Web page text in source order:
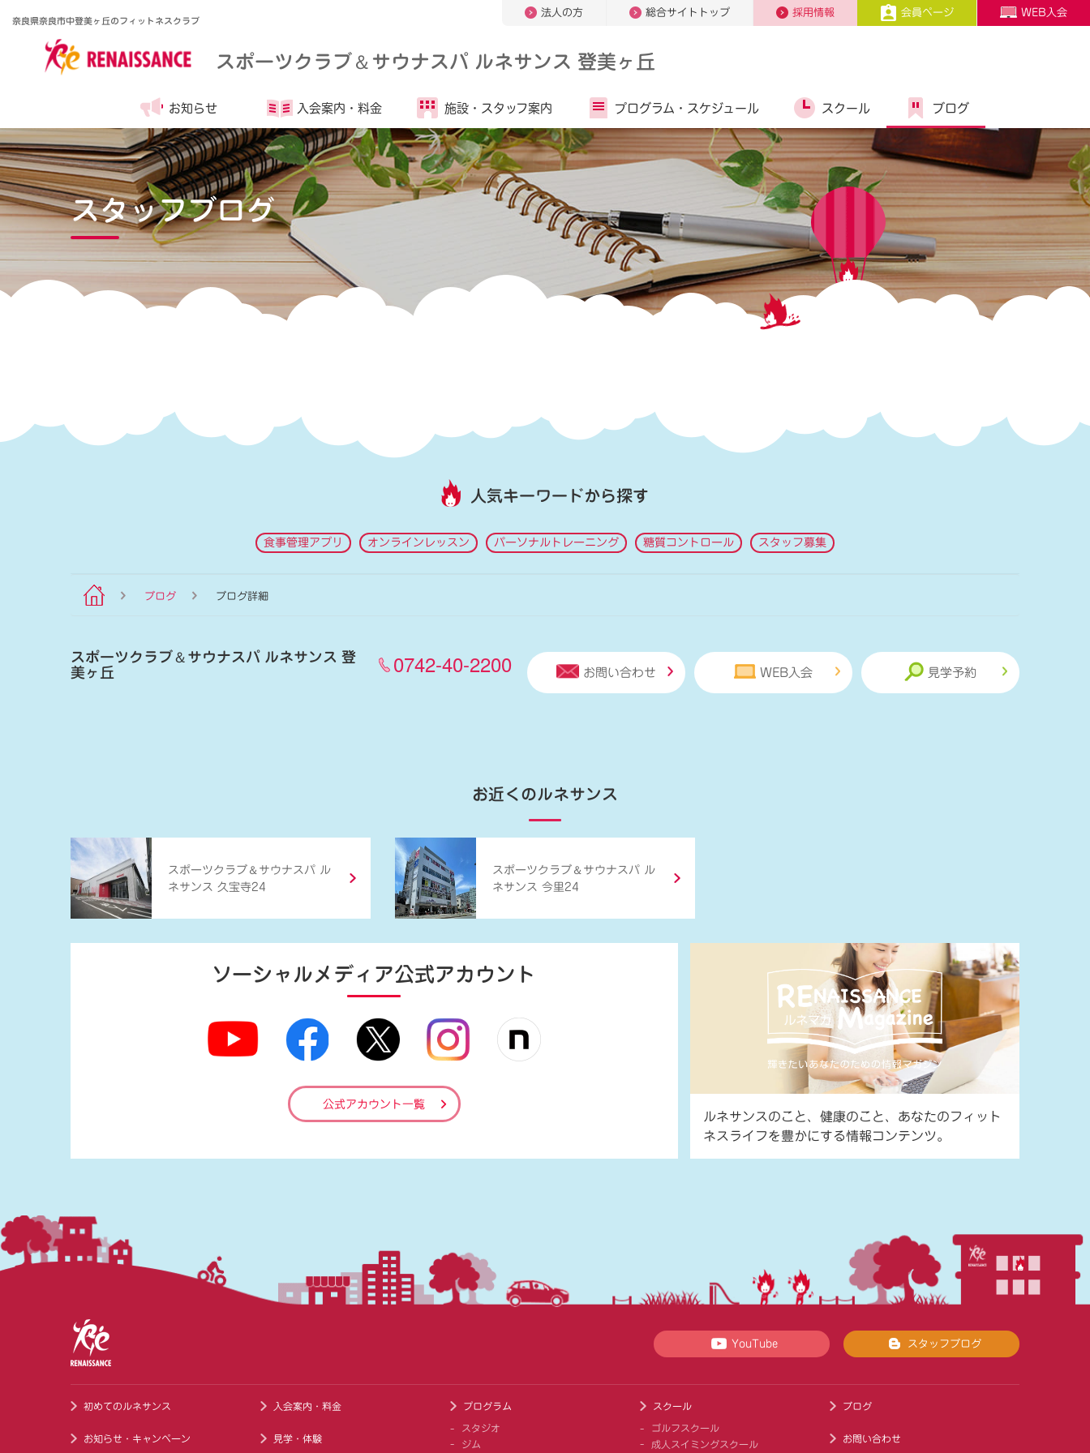
奈良県奈良市中登美ヶ丘のフィットネスクラブ
法人の方 総合サイトトップ 採用情報 会員ページ WEB入会
スポーツクラブ＆サウナスパ ルネサンス 登美ヶ丘
お知らせ 入会案内・ 料金 施設・ スタッフ案内 プログラム・ スケジュール スクール ブログ
スタッフブログ
人気キーワードから探す
食事管理アプリ オンラインレッスン パーソナルトレーニング 糖質コントロール スタッフ募集
ブログ ブログ詳細
スポーツクラブ＆サウナスパ ルネサンス 登
美ヶ丘 0742-40-2200 お問い合わせ WEB入会 見学予約
お近くのルネサンス
スポーツクラブ ＆ サウナスパ ル
ネサンス 久宝寺24
スポーツクラブ ＆ サウナスパ ル
ネサンス 今里24
ソーシャルメディア公式アカウント
公式アカウント一覧
ルネサンスのこと、健康のこと、あなたのフィット
ネスライフを豊かにする情報コンテンツ。
YouTube スタッフブログ
初めてのルネサンス
お知らせ・キャンペーン
入会案内・料金
見学・体験
プログラム
スタジオ
ジム
スクール
ゴルフスクール
成人スイミングスクール
ブログ
お問い合わせ